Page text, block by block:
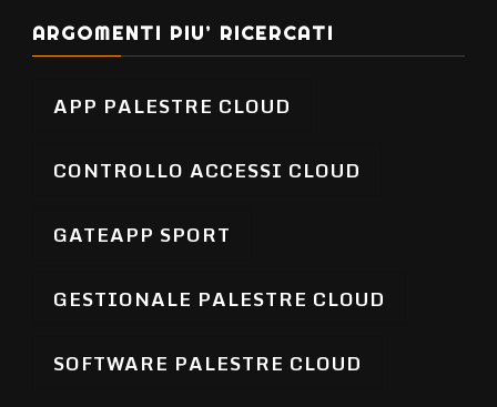
ARGOMENTI PIU’ RICERCATI
APP PALESTRE CLOUD
CONTROLLO ACCESSI CLOUD
GATEAPP SPORT
GESTIONALE PALESTRE CLOUD
SOFTWARE PALESTRE CLOUD